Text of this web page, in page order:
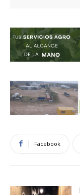
Facebook